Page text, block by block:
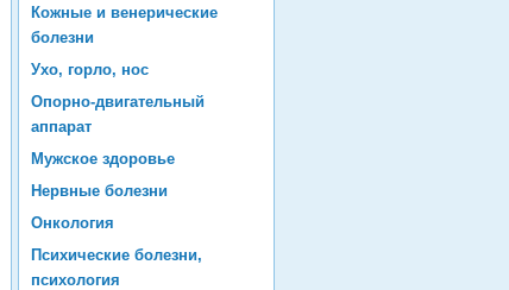
Кожные и венерические
болезни
Ухо, горло, нос
Опорно-двигательный
аппарат
Мужское здоровье
Нервные болезни
Онкология
Психические болезни,
психология